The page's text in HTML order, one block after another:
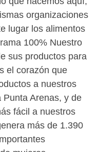
organizaciones
lugar los alimentos
100% Nuestro
sus productos para
el corazón que
a nuestros
Arenas, y de
fácil a nuestros
más de 1.390